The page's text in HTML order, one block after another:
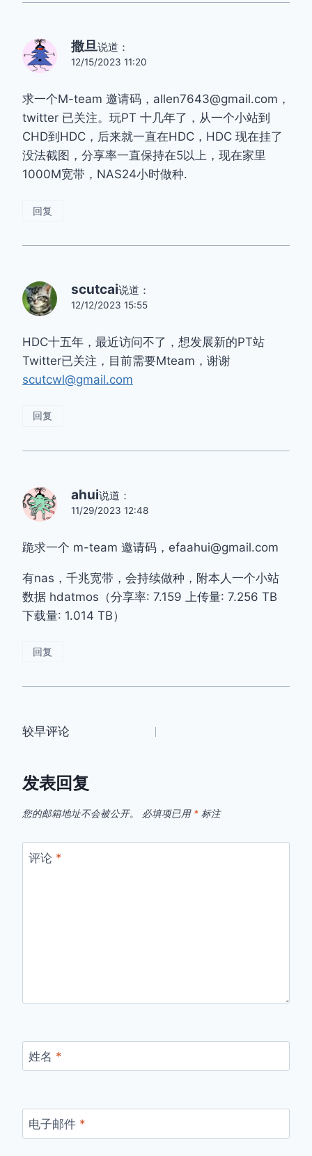
撒旦说道：
12/15/2023 11:20
求一个M-team 邀请码，allen7643@gmail.com，
twitter 已关注。玩PT 十几年了，从一个小站到
CHD到HDC，后来就一直在HDC，HDC 现在挂了
没法截图，分享率一直保持在5以上，现在家里
1000M宽带，NAS24小时做种.
回复
scutcai说道：
12/12/2023 15:55
HDC十五年，最近访问不了，想发展新的PT站
Twitter已关注，目前需要Mteam，谢谢
scutcwl@gmail.com
回复
ahui说道：
11/29/2023 12:48
跪求一个 m-team 邀请码，efaahui@gmail.com
有nas，千兆宽带，会持续做种，附本人一个小站
数据 hdatmos（分享率: 7.159 上传量: 7.256 TB
下载量: 1.014 TB）
回复
评
导
航
较早评论
发表回复
您的邮箱地址不会被公开。 必填项已用 * 标注
评论 *
姓名 *
电子邮件 *